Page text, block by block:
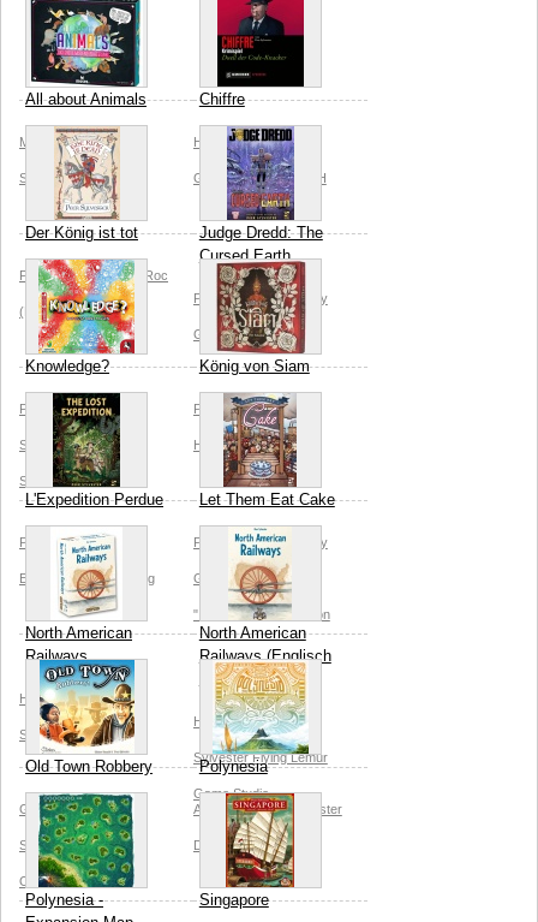
All about Animals
Moses Verlag Peer
Sylvester
Chiffre
Huch! Peer Sylvester
Gmeiner-Verlag GmbH
Der König ist tot
Peer SylvesterGiant Roc
(B-Rex) Benoit Billion
Judge Dredd: The
Cursed Earth
Peer SylvesterOsprey
Games
Knowledge?
Pegasus Spiele
SylvesterEdition
Spielwiese
König von Siam
Peer Sylvester
Histogame
L'Expedition Perdue
Peer SylvesterGaren
Ewing Nuts! Publishing
Let Them Eat Cake
Peer SylvesterOsprey
Games Lauren
"Iguanamouth" Dawson
North American
Railways
Harald Lieske Peer
SylvesterSpielworxx
North American
Railways (Englisch
Only Edition)
Harald Lieske Peer
SylvesterFlying Lemur
Game Studio
Old Town Robbery
Günter Cornett Peer
SylvesterChristian
Opperer
Polynesia
Asmodee Peer Sylvester
David Prieto
Polynesia -
Singapore